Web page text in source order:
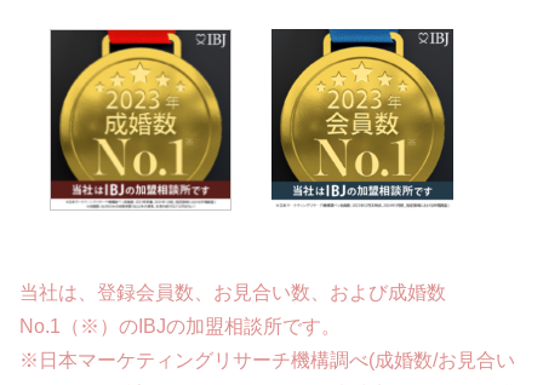
当社は、登録会員数、お見合い数、および成婚数
No.1（※）のIBJの加盟相談所です。
※日本マーケティングリサーチ機構調べ(成婚数/お見合い